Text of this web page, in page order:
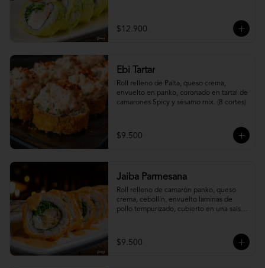
$12.900
Ebi Tartar
Roll relleno de Palta, queso crema,
envuelto en panko, coronado en tartal de
camarones Spicy y sésamo mix. (8 cortes)
$9.500
Jaiba Parmesana
Roll relleno de camarón panko, queso
crema, cebollín, envuelto laminas de
pollo tempurizado, cubierto en una salsa
$9.500